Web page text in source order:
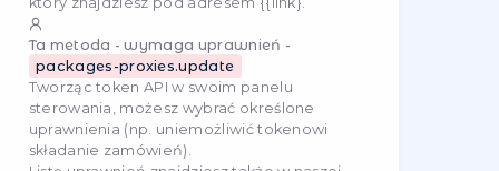
}).map(([key, value]) => key + "=" +
         headers: {
'Authorization': 'API-Token
'Content-Type': 'application/
         }
      }
   );